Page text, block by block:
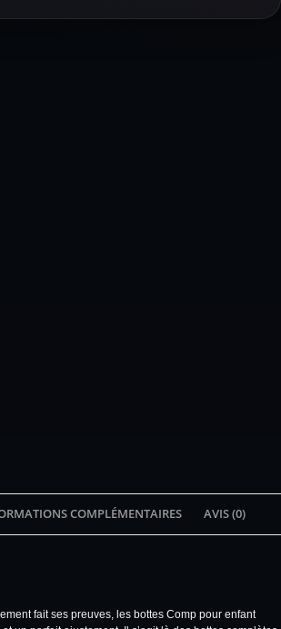
COMPLÉMENTAIRES AVIS (0)
fait ses preuves, les bottes Comp pour enfant